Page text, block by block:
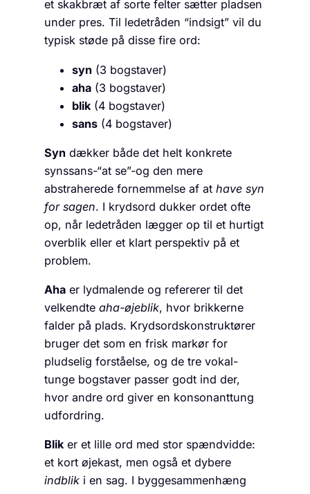
et skakbræt af sorte felter sætter pladsen
under pres. Til ledetråden “indsigt” vil du
typisk støde på disse fire ord:
syn (3 bogstaver)
aha (3 bogstaver)
blik (4 bogstaver)
sans (4 bogstaver)
Syn dækker både det helt konkrete
synssans-“at se”-og den mere
abstraherede fornemmelse af at have syn
for sagen. I krydsord dukker ordet ofte
op, når ledetråden lægger op til et hurtigt
overblik eller et klart perspektiv på et
problem.
Aha er lydmalende og refererer til det
velkendte aha-øjeblik, hvor brikkerne
falder på plads. Krydsordskonstruktører
bruger det som en frisk markør for
pludselig forståelse, og de tre vokal-
tunge bogstaver passer godt ind der,
hvor andre ord giver en konsonanttung
udfordring.
Blik er et lille ord med stor spændvidde:
et kort øjekast, men også et dybere
indblik i en sag. I byggesammenhæng